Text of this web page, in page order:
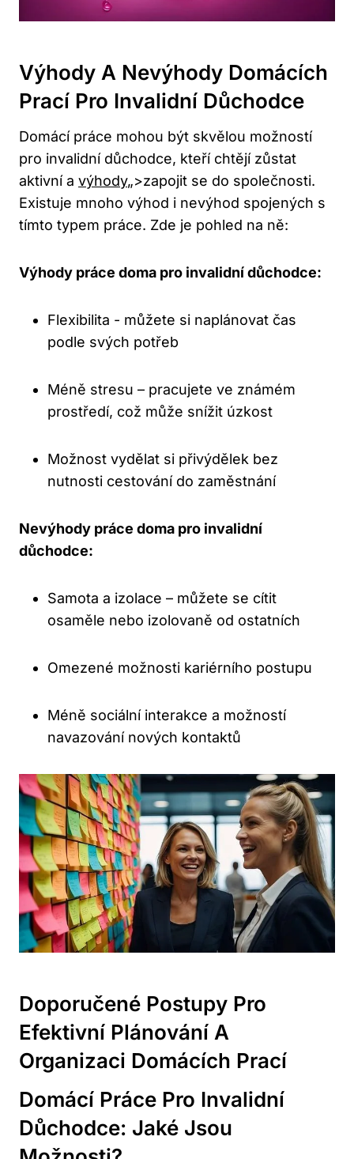
Výhody A Nevýhody⁢ Domácích
Prací Pro Invalidní‌ Důchodce
Domácí práce mohou být⁣ skvělou‍ možností‌
pro invalidní důchodce, kteří chtějí ‍zůstat
aktivní a výhody„>zapojit ⁤se do společnosti.
⁢Existuje mnoho výhod i ⁢nevýhod spojených s
tímto typem ⁤práce. Zde je pohled na ně:
Výhody práce doma pro invalidní důchodce:
Flexibilita ​- můžete si naplánovat čas‌
podle svých potřeb
Méně stresu – pracujete ve známém
⁤prostředí, což může snížit úzkost
Možnost vydělat si ‌přivýdělek bez
nutnosti cestování‌ do zaměstnání
Nevýhody práce doma pro ‍invalidní
důchodce:
Samota a izolace – můžete se cítit
osaměle nebo izolovaně ⁣od​ ostatních
Omezené možnosti kariérního postupu
Méně sociální interakce a možností⁤
navazování nových ⁢kontaktů
Doporučené Postupy⁤ Pro
⁢efektivní Plánování ‍a
Organizaci Domácích Prací
Domácí Práce ‍pro‌ Invalidní
‌důchodce: ⁢Jaké Jsou